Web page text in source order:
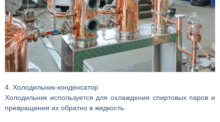
4. Холодильник-конденсатор
Холодильник используется для охлаждения спиртовых паров и
превращения их обратно в жидкость.